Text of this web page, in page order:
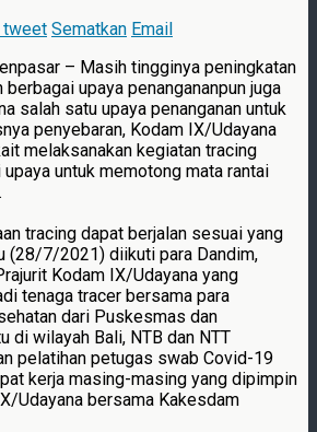
tweet Sematkan Email
– Masih tingginya peningkatan
upaya penangananpun juga
salah satu upaya penanganan untuk
penyebaran, Kodam IX/Udayana
melaksanakan kegiatan tracing
untuk memotong mata rantai
tracing dapat berjalan sesuai yang
(28/7/2021) diikuti para Dandim,
Kodam IX/Udayana yang
tenaga tracer bersama para
dari Puskesmas dan
di wilayah Bali, NTB dan NTT
pelatihan petugas swab Covid-19
kerja masing-masing yang dipimpin
Udayana bersama Kakesdam